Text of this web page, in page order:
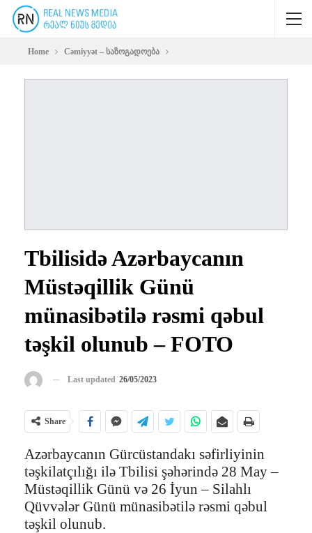
Home Cəmiyyət – საზოგადოება
Tbilisidə Azərbaycanın
Müstəqillik Günü
münasibətilə rəsmi qəbul
təşkil olunub – FOTO
Last updated 26/05/2023
Share
Azərbaycanın Gürcüstandakı səfirliyinin
təşkilatçılığı ilə Tbilisi şəhərində 28 May –
Müstəqillik Günü və 26 İyun – Silahlı
Qüvvələr Günü münasibətilə rəsmi qəbul
təşkil olunub.